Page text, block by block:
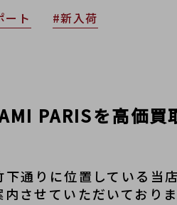
ト #新入荷
PARISを高価
通りに位置している当
させていただいておりま